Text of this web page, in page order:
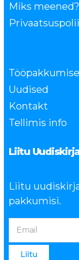
Miks meened?
Uudised
Kontakt
Tellimis info
Liitu
Liitu
pakkumisi.
Liitu